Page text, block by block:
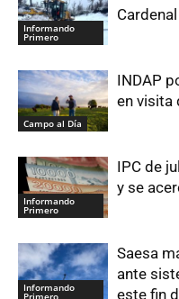
Informando
Primero
Campo al Día
INDAP
en visita
Informando
Primero
IPC de
y se
Informando
Saesa
ante
este fin